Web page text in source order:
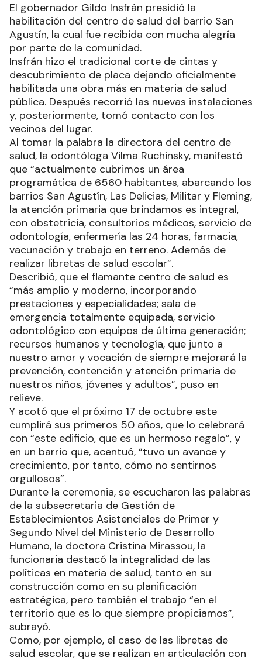
El gobernador Gildo Insfrán presidió la
habilitación del centro de salud del barrio San
Agustín, la cual fue recibida con mucha alegría
por parte de la comunidad.
Insfrán hizo el tradicional corte de cintas y
descubrimiento de placa dejando oficialmente
habilitada una obra más en materia de salud
pública. Después recorrió las nuevas instalaciones
y, posteriormente, tomó contacto con los
vecinos del lugar.
Al tomar la palabra la directora del centro de
salud, la odontóloga Vilma Ruchinsky, manifestó
que “actualmente cubrimos un área
programática de 6560 habitantes, abarcando los
barrios San Agustín, Las Delicias, Militar y Fleming,
la atención primaria que brindamos es integral,
con obstetricia, consultorios médicos, servicio de
odontología, enfermería las 24 horas, farmacia,
vacunación y trabajo en terreno. Además de
realizar libretas de salud escolar”.
Describió, que el flamante centro de salud es
“más amplio y moderno, incorporando
prestaciones y especialidades; sala de
emergencia totalmente equipada, servicio
odontológico con equipos de última generación;
recursos humanos y tecnología, que junto a
nuestro amor y vocación de siempre mejorará la
prevención, contención y atención primaria de
nuestros niños, jóvenes y adultos”, puso en
relieve.
Y acotó que el próximo 17 de octubre este
cumplirá sus primeros 50 años, que lo celebrará
con “este edificio, que es un hermoso regalo”, y
en un barrio que, acentuó, “tuvo un avance y
crecimiento, por tanto, cómo no sentirnos
orgullosos”.
Durante la ceremonia, se escucharon las palabras
de la subsecretaria de Gestión de
Establecimientos Asistenciales de Primer y
Segundo Nivel del Ministerio de Desarrollo
Humano, la doctora Cristina Mirassou, la
funcionaria destacó la integralidad de las
políticas en materia de salud, tanto en su
construcción como en su planificación
estratégica, pero también el trabajo “en el
territorio que es lo que siempre propiciamos”,
subrayó.
Como, por ejemplo, el caso de las libretas de
salud escolar, que se realizan en articulación con